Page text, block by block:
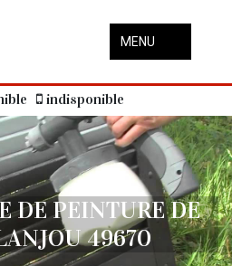
MENU
indisponible
DE PEINTURE DE
49670